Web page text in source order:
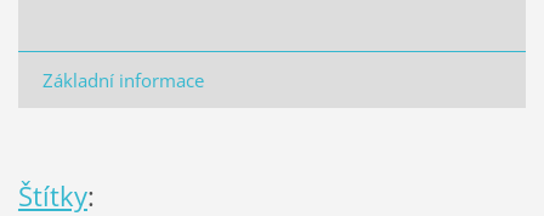
Základní informace
Štítky: